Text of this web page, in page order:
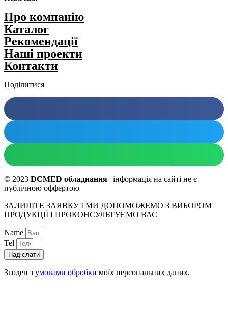
Про компанію
Каталог
Рекомендації
Нашi проекти
Контакти
Поділитися
© 2023 DCMED обладнання | інформація на сайті не є
публічною оффертою
ЗАЛИШТЕ ЗАЯВКУ І МИ ДОПОМОЖЕМО З ВИБОРОМ
ПРОДУКЦІЇ І ПРОКОНСУЛЬТУЄМО ВАС
Name
Tel
Надіслати
Згоден з умовами обробки моїх персональних даних.